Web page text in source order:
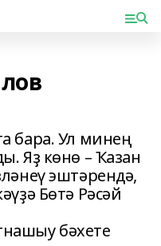
бара. Ул минең
Яҙ көнө – Ҡазан
эштәрендә,
Бөтә Рәсәй
бәхете